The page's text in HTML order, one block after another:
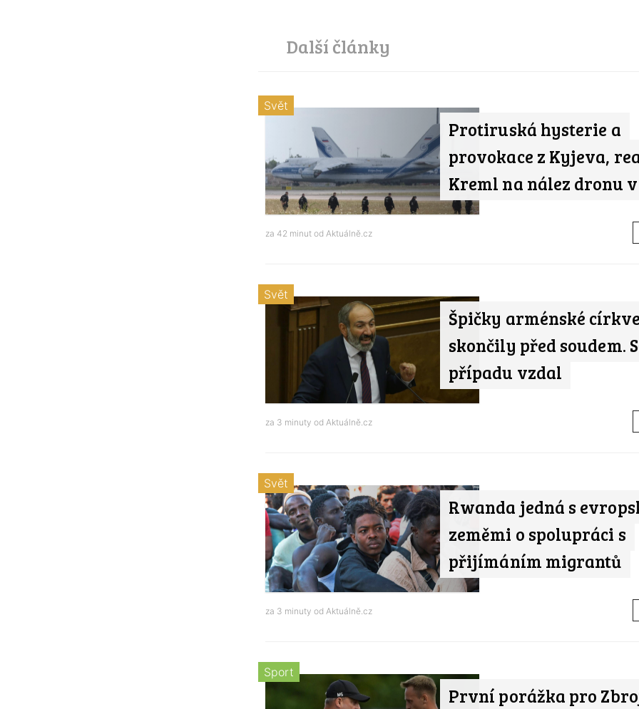
Další články
Protiruská hysterie a
provokace z Kyjeva,
Kreml na nález dronu
Svět
za 42 minut od Aktuálně.cz
Špičky arménské církve
skončily před soudem.
případu vzdal
Svět
za 3 minuty od Aktuálně.cz
Rwanda jedná s
zeměmi o spolupráci s
přijímáním migrantů
Svět
za 3 minuty od Aktuálně.cz
První porážka pro
Sport